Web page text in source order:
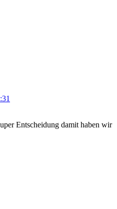
Entscheidung damit haben wir